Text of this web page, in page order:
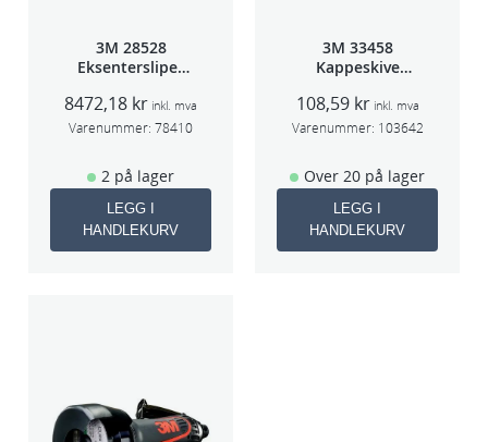
3M 28528
Eksentersliper
3mm slag
70×198
8472,18 kr inkl. mva
Varenummer: 78410
2 på lager
LEGG I
HANDLEKURV
3M 33458
Kappeskive
5stk/pk pris/stk
108,59 kr inkl. mva
Varenummer: 103642
Over 20 på lager
LEGG I
HANDLEKURV